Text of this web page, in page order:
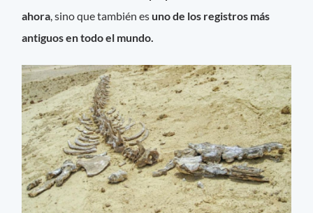
ahora, sino que también es uno de los registros más
antiguos en todo el mundo.